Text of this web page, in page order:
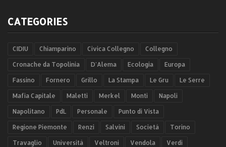
CATEGORIES
CIDIU Chiamparino Civica Collegno Collegno
Cronache da Topolinia D'Alema Ecologia Europa
Fassino Fornero Grillo La Stampa Le Gru Le Serre
Mafia Capitale Maletti Merkel Monti Napoli
Napolitano PdL Personale Punto di Vista
Regione Piemonte Renzi Salvini Società Torino
Travaglio Università Veltroni Vendola Verdi